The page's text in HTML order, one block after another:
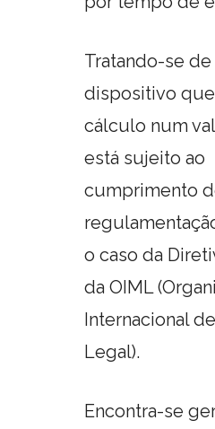
Tratando-se
dispositivo
cálculo num
está sujeito ao
cumprimento
o caso da
da OIML
Internacional
Legal).
Encontra-se